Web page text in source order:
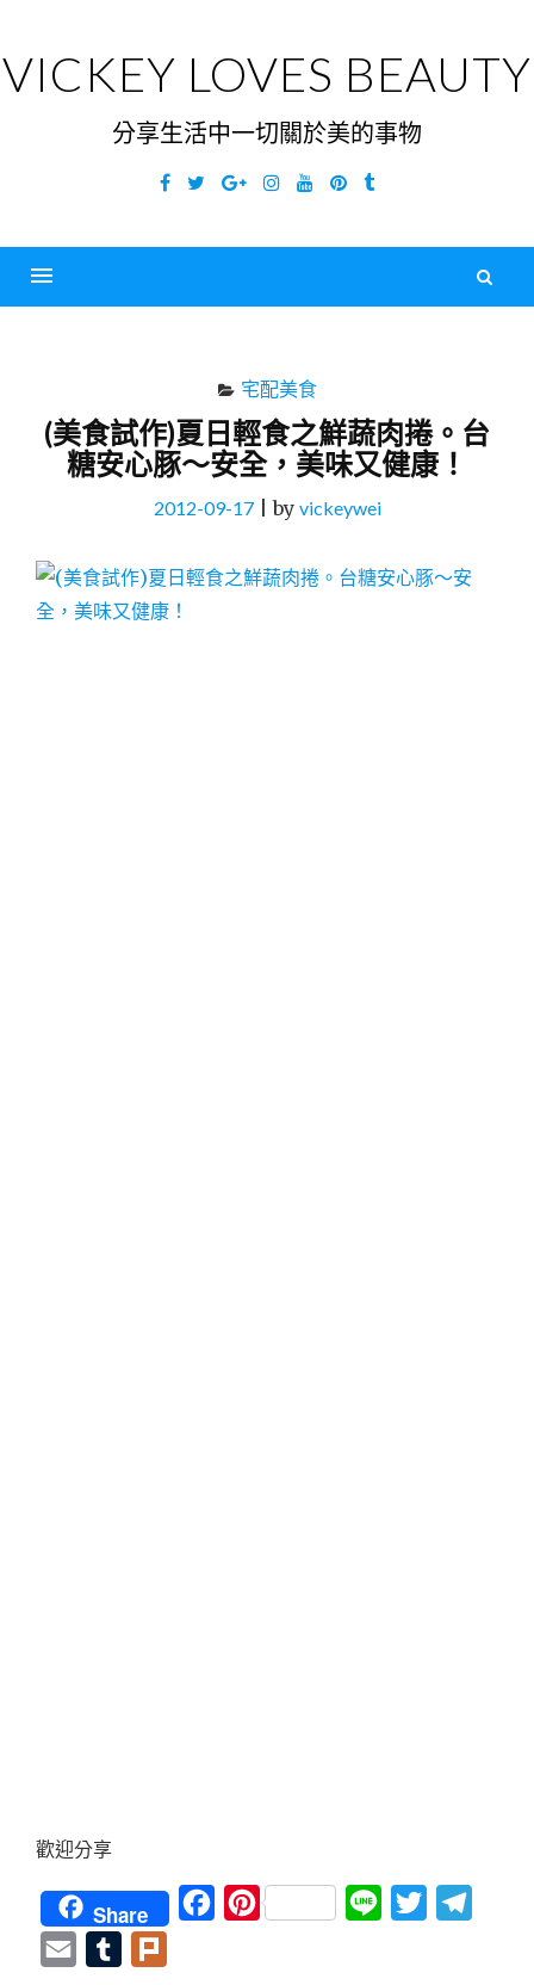
content
VICKEY LOVES BEAUTY
分享生活中一切關於美的事物
Facebook
TwitterGoogleInstagramYouTubePinterest
Tumblr
宅配美食
(美食試作)夏日輕食之鮮蔬肉捲。台
糖安心豚～安全，美味又健康！
2012-09-17|by vickeywei
歡迎分享
Share FacebookPinterest Line Twitter
Email Tumblr